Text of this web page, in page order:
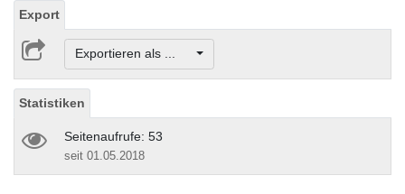
Export
Exportieren als ...
Statistiken
Seitenaufrufe: 53
seit 01.05.2018